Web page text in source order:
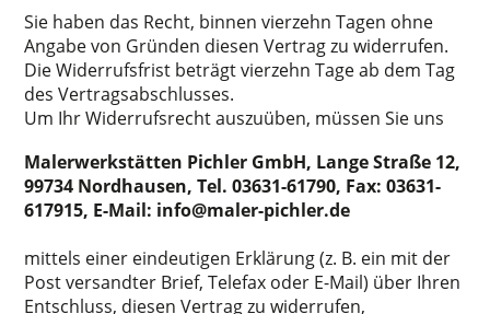
Sie haben das Recht, binnen vierzehn Tagen ohne
Angabe von Gründen diesen Vertrag zu widerrufen.
Die Widerrufsfrist beträgt vierzehn Tage ab dem Tag
des Vertragsabschlusses.
Um Ihr Widerrufsrecht auszuüben, müssen Sie uns
Malerwerkstätten Pichler GmbH, Lange Straße 12,
99734 Nordhausen, Tel. 03631-61790, Fax: 03631-
617915, E-Mail: info@maler-pichler.de
mittels einer eindeutigen Erklärung (z. B. ein mit der
Post versandter Brief, Telefax oder E-Mail) über Ihren
Entschluss, diesen Vertrag zu widerrufen,